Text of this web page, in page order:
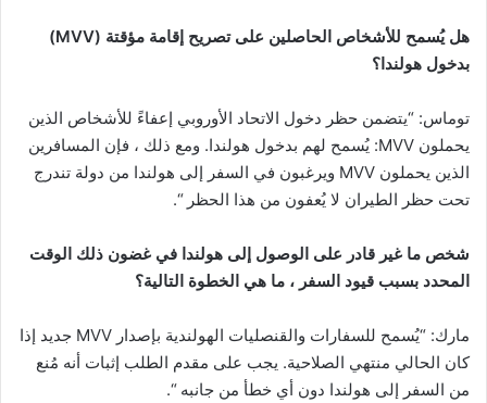
هل يُسمح للأشخاص الحاصلين على تصريح إقامة مؤقتة (MVV)
بدخول هولندا؟
توماس: “يتضمن حظر دخول الاتحاد الأوروبي إعفاءً للأشخاص الذين
يحملون MVV: يُسمح لهم بدخول هولندا. ومع ذلك ، فإن المسافرين
الذين يحملون MVV ويرغبون في السفر إلى هولندا من دولة تندرج
تحت حظر الطيران لا يُعفون من هذا الحظر “.
شخص ما غير قادر على الوصول إلى هولندا في غضون ذلك الوقت
المحدد بسبب قيود السفر ، ما هي الخطوة التالية؟
مارك: “يُسمح للسفارات والقنصليات الهولندية بإصدار MVV جديد إذا
كان الحالي منتهي الصلاحية. يجب على مقدم الطلب إثبات أنه مُنع
من السفر إلى هولندا دون أي خطأ من جانبه “.